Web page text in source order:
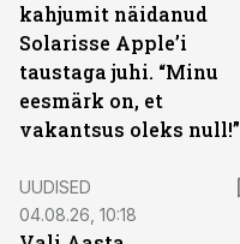
kahjumit näidanud
Solarisse Apple’i
taustaga juhi. “Minu
eesmärk on, et
vakantsus oleks null!”
UUDISED
04.08.26, 10:18